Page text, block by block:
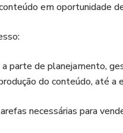
em oportunidade
parte de planejamento,
do conteúdo, até
necessárias para